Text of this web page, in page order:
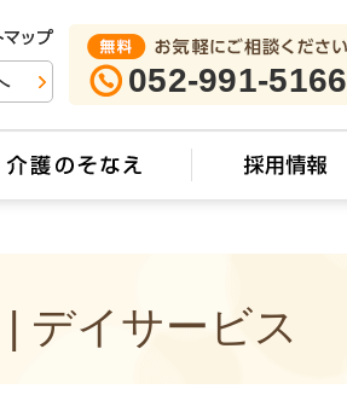
052-991-5166
デイサービス